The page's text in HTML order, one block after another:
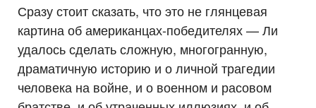
Сразу стоит сказать, что это не глянцевая
картина об американцах-победителях — Ли
удалось сделать сложную, многогранную,
драматичную историю и о личной трагедии
человека на войне, и о военном и расовом